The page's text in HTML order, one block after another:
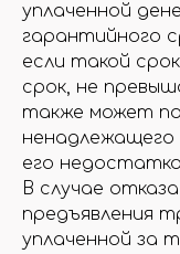
уплаченной
гарантийного
если такой
срок, не
также может
ненадлежащего
его
В случае
предъявления
уплаченной за